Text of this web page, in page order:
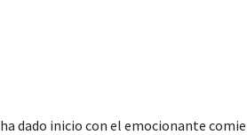
dado inicio con el emocionante